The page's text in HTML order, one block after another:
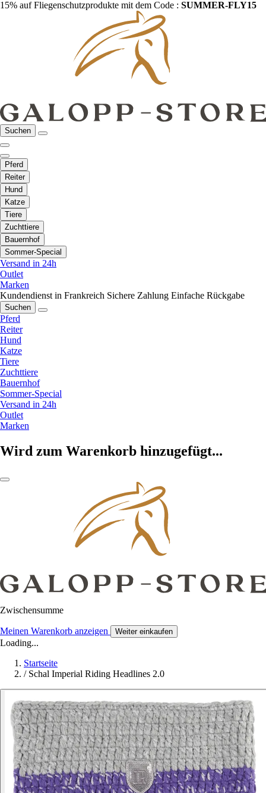
15% auf Fliegenschutzprodukte mit dem Code : SUMMER-FLY15
Suchen
Pferd
Reiter
Hund
Katze
Tiere
Zuchttiere
Bauernhof
Sommer-Special
Versand in 24h
Outlet
Marken
Kundendienst in Frankreich Sichere Zahlung Einfache Rückgabe
Suchen
Pferd
Reiter
Hund
Katze
Tiere
Zuchttiere
Bauernhof
Sommer-Special
Versand in 24h
Outlet
Marken
Wird zum Warenkorb hinzugefügt...
Zwischensumme
Meinen Warenkorb anzeigen Weiter einkaufen
Loading...
Startseite
/ Schal Imperial Riding Headlines 2.0